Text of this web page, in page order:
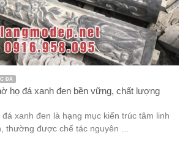
ĐÁ
họ đá xanh đen bền vững, chất lượng
xanh đen là hạng mục kiến trúc tâm linh
thường được chế tác nguyên ...